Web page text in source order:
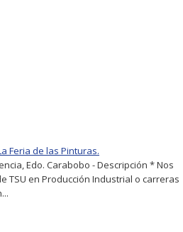
Feria de las Pinturas.
Edo. Carabobo - Descripción * Nos
TSU en Producción Industrial o carreras